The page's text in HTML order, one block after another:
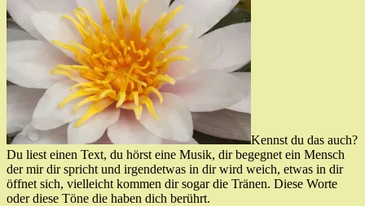
Kennst du das auch?
Du liest einen Text, du hörst eine Musik, dir begegnet ein Mensch
der mir dir spricht und irgendetwas in dir wird weich, etwas in dir
öffnet sich, vielleicht kommen dir sogar die Tränen. Diese Worte
oder diese Töne die haben dich berührt.